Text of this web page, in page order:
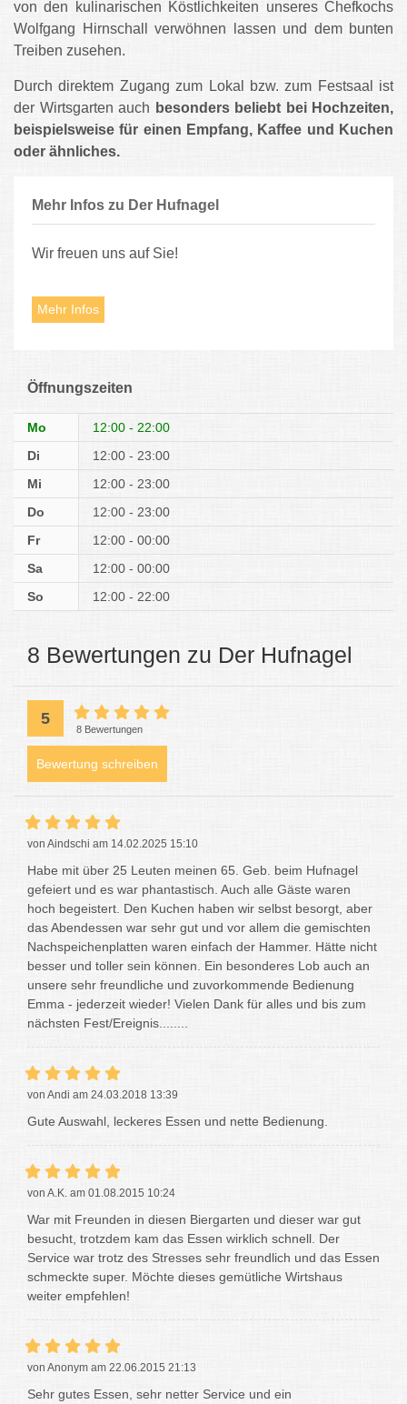
von den kulinarischen Köstlichkeiten unseres Chefkochs
Wolfgang Hirnschall verwöhnen lassen und dem bunten
Treiben zusehen.
Durch direktem Zugang zum Lokal bzw. zum Festsaal ist
der Wirtsgarten auch besonders beliebt bei Hochzeiten,
beispielsweise für einen Empfang, Kaffee und Kuchen
oder ähnliches.
Mehr Infos zu Der Hufnagel
Wir freuen uns auf Sie!
Mehr Infos
Öffnungszeiten
Mo
12:00 - 22:00
Di
12:00 - 23:00
Mi
12:00 - 23:00
Do
12:00 - 23:00
Fr
12:00 - 00:00
Sa
12:00 - 00:00
So
12:00 - 22:00
8 Bewertungen zu Der Hufnagel
5
8 Bewertungen
Bewertung schreiben
von Aindschi am 14.02.2025 15:10
Habe mit über 25 Leuten meinen 65. Geb. beim Hufnagel
gefeiert und es war phantastisch. Auch alle Gäste waren
hoch begeistert. Den Kuchen haben wir selbst besorgt, aber
das Abendessen war sehr gut und vor allem die gemischten
Nachspeichenplatten waren einfach der Hammer. Hätte nicht
besser und toller sein können. Ein besonderes Lob auch an
unsere sehr freundliche und zuvorkommende Bedienung
Emma - jederzeit wieder! Vielen Dank für alles und bis zum
nächsten Fest/Ereignis........
von Andi am 24.03.2018 13:39
Gute Auswahl, leckeres Essen und nette Bedienung.
von A.K. am 01.08.2015 10:24
War mit Freunden in diesen Biergarten und dieser war gut
besucht, trotzdem kam das Essen wirklich schnell. Der
Service war trotz des Stresses sehr freundlich und das Essen
schmeckte super. Möchte dieses gemütliche Wirtshaus
weiter empfehlen!
von Anonym am 22.06.2015 21:13
Sehr gutes Essen, sehr netter Service und ein